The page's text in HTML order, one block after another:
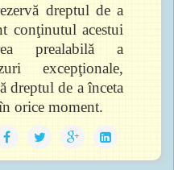
dreptul de a
conţinutul acestui
prealabilă a
excepţionale,
dreptul de a înceta
orice moment.